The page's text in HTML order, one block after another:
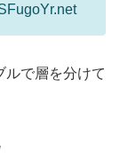
ルで層を分けて